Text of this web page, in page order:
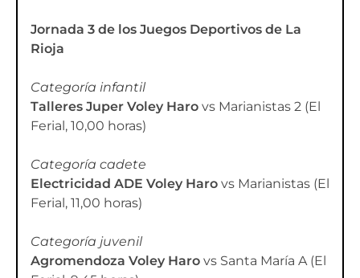
Jornada 3 de los Juegos Deportivos de La
Rioja
Categoría infantil
Talleres Juper Voley Haro vs Marianistas 2 (El
Ferial, 10,00 horas)
Categoría cadete
Electricidad ADE Voley Haro vs Marianistas (El
Ferial, 11,00 horas)
Categoría juvenil
Agromendoza Voley Haro vs Santa María A (El